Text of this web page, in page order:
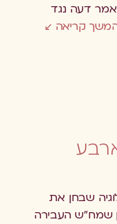
דעה נגד
קריאה
שבחן את
שמח"ש העבירה